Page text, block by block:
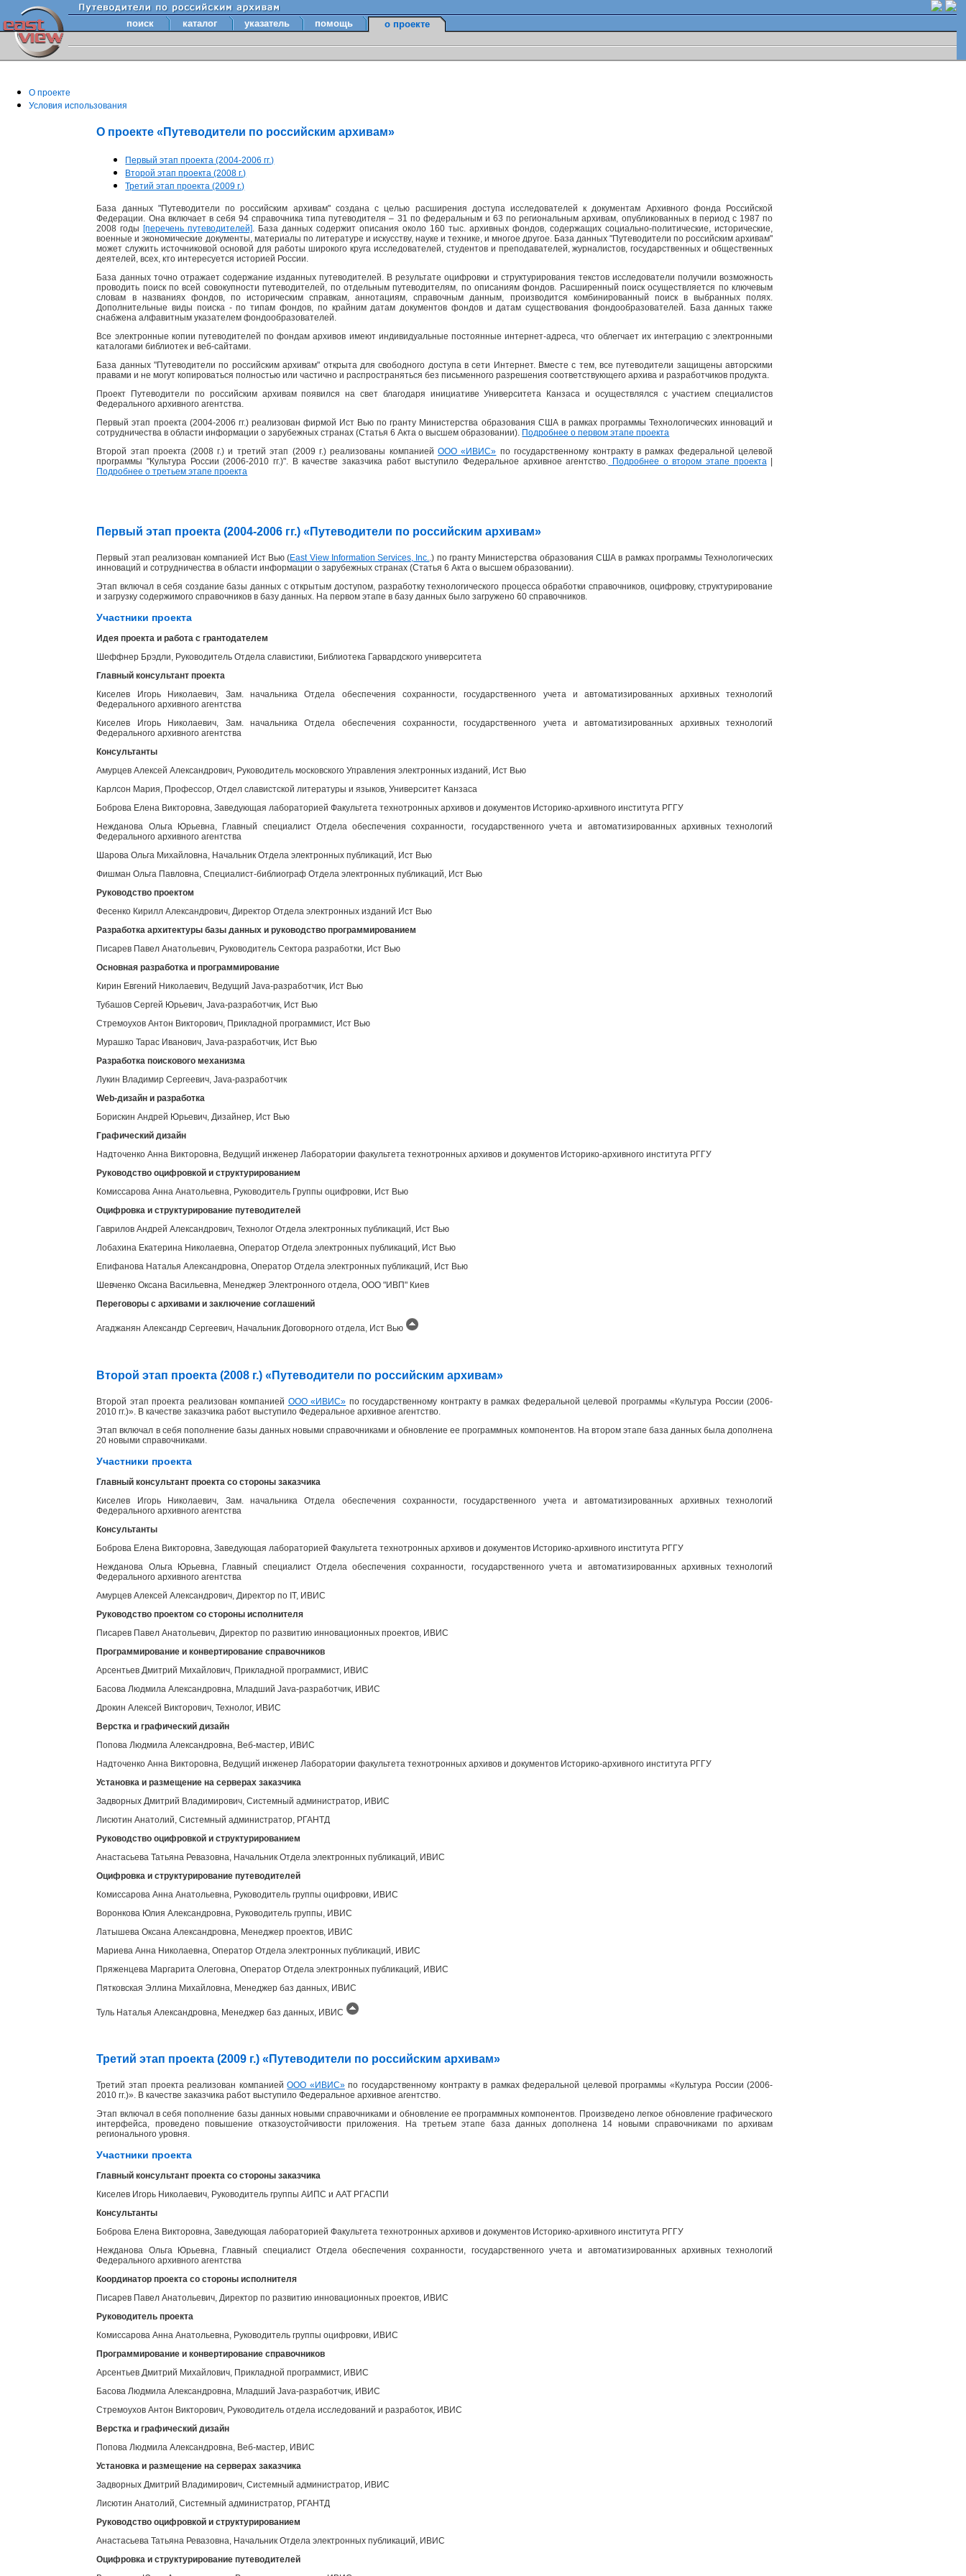
поиск каталог указатель помощь о проекте
О проекте
Условия использования
О проекте «Путеводители по российским архивам»
Первый этап проекта (2004-2006 гг.)
Второй этап проекта (2008 г.)
Третий этап проекта (2009 г.)
База данных "Путеводители по российским архивам" создана с целью расширения доступа исследователей к документам Архивного фонда Российской
Федерации. Она включает в себя 94 справочника типа путеводителя – 31 по федеральным и 63 по региональным архивам, опубликованных в период с 1987 по
2008 годы [перечень путеводителей]. База данных содержит описания около 160 тыс. архивных фондов, содержащих социально-политические, исторические,
военные и экономические документы, материалы по литературе и искусству, науке и технике, и многое другое. База данных "Путеводители по российским архивам"
может служить источниковой основой для работы широкого круга исследователей, студентов и преподавателей, журналистов, государственных и общественных
деятелей, всех, кто интересуется историей России.
База данных точно отражает содержание изданных путеводителей. В результате оцифровки и структурирования текстов исследователи получили возможность
проводить поиск по всей совокупности путеводителей, по отдельным путеводителям, по описаниям фондов. Расширенный поиск осуществляется по ключевым
словам в названиях фондов, по историческим справкам, аннотациям, справочным данным, производится комбинированный поиск в выбранных полях.
Дополнительные виды поиска - по типам фондов, по крайним датам документов фондов и датам существования фондообразователей. База данных также
снабжена алфавитным указателем фондообразователей.
Все электронные копии путеводителей по фондам архивов имеют индивидуальные постоянные интернет-адреса, что облегчает их интеграцию с электронными
каталогами библиотек и веб-сайтами.
База данных "Путеводители по российским архивам" открыта для свободного доступа в сети Интернет. Вместе с тем, все путеводители защищены авторскими
правами и не могут копироваться полностью или частично и распространяться без письменного разрешения соответствующего архива и разработчиков продукта.
Проект Путеводители по российским архивам появился на свет благодаря инициативе Университета Канзаса и осуществлялся с участием специалистов
Федерального архивного агентства.
Первый этап проекта (2004-2006 гг.) реализован фирмой Ист Вью по гранту Министерства образования США в рамках программы Технологических инноваций и
сотрудничества в области информации о зарубежных странах (Статья 6 Акта о высшем образовании). Подробнее о первом этапе проекта
Второй этап проекта (2008 г.) и третий этап (2009 г.) реализованы компаниейООО «ИВИС» по государственному контракту в рамках федеральной целевой
программы "Культура России (2006-2010 гг.)". В качестве заказчика работ выступило Федеральное архивное агентство. Подробнее о втором этапе проекта|
Подробнее о третьем этапе проекта
Первый этап проекта (2004-2006 гг.) «Путеводители по российским архивам»
Первый этап реализован компанией Ист Вью (East View Information Services, Inc. .) по гранту Министерства образования США в рамках программы Технологических
инноваций и сотрудничества в области информации о зарубежных странах (Статья 6 Акта о высшем образовании).
Этап включал в себя создание базы данных с открытым доступом, разработку технологического процесса обработки справочников, оцифровку, структурирование
и загрузку содержимого справочников в базу данных. На первом этапе в базу данных было загружено 60 справочников.
Участники проекта
Идея проекта и работа с грантодателем
Шеффнер Брэдли, Руководитель Отдела славистики, Библиотека Гарвардского университета
Главный консультант проекта
Киселев Игорь Николаевич, Зам. начальника Отдела обеспечения сохранности, государственного учета и автоматизированных архивных технологий
Федерального архивного агентства
Киселев Игорь Николаевич, Зам. начальника Отдела обеспечения сохранности, государственного учета и автоматизированных архивных технологий
Федерального архивного агентства
Консультанты
Амурцев Алексей Александрович, Руководитель московского Управления электронных изданий, Ист Вью
Карлсон Мария, Профессор, Отдел славистской литературы и языков, Университет Канзаса
Боброва Елена Викторовна, Заведующая лабораторией Факультета технотронных архивов и документов Историко-архивного института РГГУ
Нежданова Ольга Юрьевна, Главный специалист Отдела обеспечения сохранности, государственного учета и автоматизированных архивных технологий
Федерального архивного агентства
Шарова Ольга Михайловна, Начальник Отдела электронных публикаций, Ист Вью
Фишман Ольга Павловна, Специалист-библиограф Отдела электронных публикаций, Ист Вью
Руководство проектом
Фесенко Кирилл Александрович, Директор Отдела электронных изданий Ист Вью
Разработка архитектуры базы данных и руководство программированием
Писарев Павел Анатольевич, Руководитель Сектора разработки, Ист Вью
Основная разработка и программирование
Кирин Евгений Николаевич, Ведущий Java-разработчик, Ист Вью
Тубашов Сергей Юрьевич, Java-разработчик, Ист Вью
Стремоухов Антон Викторович, Прикладной программист, Ист Вью
Мурашко Тарас Иванович, Java-разработчик, Ист Вью
Разработка поискового механизма
Лукин Владимир Сергеевич, Java-разработчик
Web-дизайн и разработка
Борискин Андрей Юрьевич, Дизайнер, Ист Вью
Графический дизайн
Надточенко Анна Викторовна, Ведущий инженер Лаборатории факультета технотронных архивов и документов Историко-архивного института РГГУ
Руководство оцифровкой и структурированием
Комиссарова Анна Анатольевна, Руководитель Группы оцифровки, Ист Вью
Оцифровка и структурирование путеводителей
Гаврилов Андрей Александрович, Технолог Отдела электронных публикаций, Ист Вью
Лобахина Екатерина Николаевна, Оператор Отдела электронных публикаций, Ист Вью
Епифанова Наталья Александровна, Оператор Отдела электронных публикаций, Ист Вью
Шевченко Оксана Васильевна, Менеджер Электронного отдела, OOO "ИВП" Киев
Переговоры с архивами и заключение соглашений
Агаджанян Александр Сергеевич, Начальник Договорного отдела, Ист Вью
Второй этап проекта (2008 г.) «Путеводители по российским архивам»
Второй этап проекта реализован компанией ООО «ИВИС» по государственному контракту в рамках федеральной целевой программы «Культура России (2006-
2010 гг.)». В качестве заказчика работ выступило Федеральное архивное агентство.
Этап включал в себя пополнение базы данных новыми справочниками и обновление ее программных компонентов. На втором этапе база данных была дополнена
20 новыми справочниками.
Участники проекта
Главный консультант проекта со стороны заказчика
Киселев Игорь Николаевич, Зам. начальника Отдела обеспечения сохранности, государственного учета и автоматизированных архивных технологий
Федерального архивного агентства
Консультанты
Боброва Елена Викторовна, Заведующая лабораторией Факультета технотронных архивов и документов Историко-архивного института РГГУ
Нежданова Ольга Юрьевна, Главный специалист Отдела обеспечения сохранности, государственного учета и автоматизированных архивных технологий
Федерального архивного агентства
Амурцев Алексей Александрович, Директор по IT, ИВИС
Руководство проектом со стороны исполнителя
Писарев Павел Анатольевич, Директор по развитию инновационных проектов, ИВИС
Программирование и конвертирование справочников
Арсентьев Дмитрий Михайлович, Прикладной программист, ИВИС
Басова Людмила Александровна, Младший Java-разработчик, ИВИС
Дрокин Алексей Викторович, Технолог, ИВИС
Верстка и графический дизайн
Попова Людмила Александровна, Веб-мастер, ИВИС
Надточенко Анна Викторовна, Ведущий инженер Лаборатории факультета технотронных архивов и документов Историко-архивного института РГГУ
Установка и размещение на серверах заказчика
Задворных Дмитрий Владимирович, Системный администратор, ИВИС
Лисютин Анатолий, Системный администратор, РГАНТД
Руководство оцифровкой и структурированием
Анастасьева Татьяна Ревазовна, Начальник Отдела электронных публикаций, ИВИС
Оцифровка и структурирование путеводителей
Комиссарова Анна Анатольевна, Руководитель группы оцифровки, ИВИС
Воронкова Юлия Александровна, Руководитель группы, ИВИС
Латышева Оксана Александровна, Менеджер проектов, ИВИС
Мариева Анна Николаевна, Оператор Отдела электронных публикаций, ИВИС
Пряженцева Маргарита Олеговна, Оператор Отдела электронных публикаций, ИВИС
Пятковская Эллина Михайловна, Менеджер баз данных, ИВИС
Туль Наталья Александровна, Менеджер баз данных, ИВИС
Третий этап проекта (2009 г.) «Путеводители по российским архивам»
Третий этап проекта реализован компаниейООО «ИВИС»по государственному контракту в рамках федеральной целевой программы «Культура России (2006-
2010 гг.)». В качестве заказчика работ выступило Федеральное архивное агентство.
Этап включал в себя пополнение базы данных новыми справочниками и обновление ее программных компонентов. Произведено легкое обновление графического
интерфейса, проведено повышение отказоустойчивости приложения. На третьем этапе база данных дополнена 14 новыми справочниками по архивам
регионального уровня.
Участники проекта
Главный консультант проекта со стороны заказчика
Киселев Игорь Николаевич, Руководитель группы АИПС и ААТ РГАСПИ
Консультанты
Боброва Елена Викторовна, Заведующая лабораторией Факультета технотронных архивов и документов Историко-архивного института РГГУ
Нежданова Ольга Юрьевна, Главный специалист Отдела обеспечения сохранности, государственного учета и автоматизированных архивных технологий
Федерального архивного агентства
Координатор проекта со стороны исполнителя
Писарев Павел Анатольевич, Директор по развитию инновационных проектов, ИВИС
Руководитель проекта
Комиссарова Анна Анатольевна, Руководитель группы оцифровки, ИВИС
Программирование и конвертирование справочников
Арсентьев Дмитрий Михайлович, Прикладной программист, ИВИС
Басова Людмила Александровна, Младший Java-разработчик, ИВИС
Стремоухов Антон Викторович, Руководитель отдела исследований и разработок, ИВИС
Верстка и графический дизайн
Попова Людмила Александровна, Веб-мастер, ИВИС
Установка и размещение на серверах заказчика
Задворных Дмитрий Владимирович, Системный администратор, ИВИС
Лисютин Анатолий, Системный администратор, РГАНТД
Руководство оцифровкой и структурированием
Анастасьева Татьяна Ревазовна, Начальник Отдела электронных публикаций, ИВИС
Оцифровка и структурирование путеводителей